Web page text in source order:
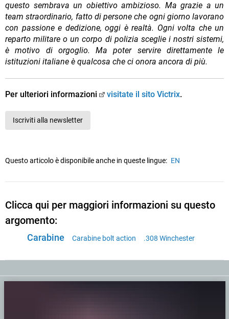
questo sembrava un obiettivo ambizioso. Ma grazie a un
team straordinario, fatto di persone che ogni giorno lavorano
con passione e dedizione, oggi è realtà. Ogni volta che un
reparto militare o un corpo di polizia sceglie i nostri sistemi,
è motivo di orgoglio. Ma poter servire direttamente le
istituzioni italiane è qualcosa che ci onora ancora di più.
Per ulteriori informazioni visitate il sito Victrix.
Iscriviti alla newsletter
Questo articolo è disponibile anche in queste lingue: EN
Clicca qui per maggiori informazioni su questo
argomento:
Carabine Carabine bolt action .308 Winchester